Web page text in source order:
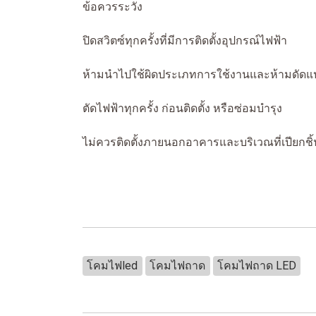
ข้อควรระวัง
ปิดสวิตซ์ทุกครั้งที่มีการติดตั้งอุปกรณ์ไฟฟ้า
ห้ามนำไปใช้ผิดประเภทการใช้งานและห้ามดัด
ตัดไฟฟ้าทุกครั้ง ก่อนติดตั้ง หรือซ่อมบำรุง
ไม่ควรติดตั้งภายนอกอาคารและบริเวณที่เปียก
โคมไฟled โคมไฟถาด โคมไฟถาด LED